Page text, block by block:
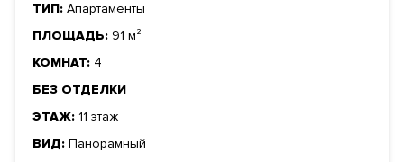
ТИП: Апартаменты
ПЛОЩАДЬ: 91 м²
КОМНАТ: 4
БЕЗ ОТДЕЛКИ
ЭТАЖ: 11 этаж
ВИД: Панорамный